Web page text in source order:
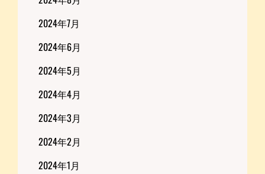
2024年7月
2024年6月
2024年5月
2024年4月
2024年3月
2024年2月
2024年1月